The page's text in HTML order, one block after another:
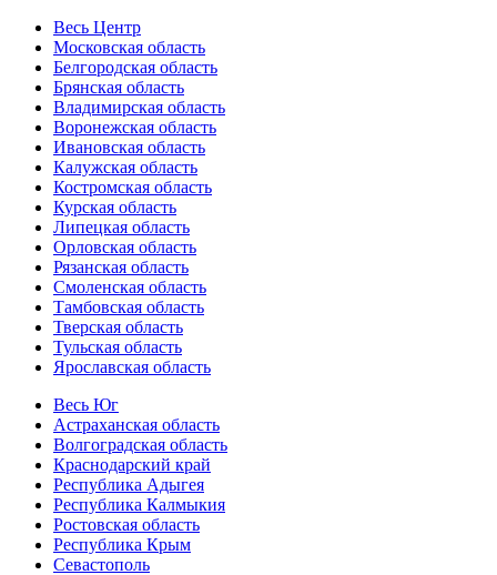
Весь Центр
Московская область
Белгородская область
Брянская область
Владимирская область
Воронежская область
Ивановская область
Калужская область
Костромская область
Курская область
Липецкая область
Орловская область
Рязанская область
Смоленская область
Тамбовская область
Тверская область
Тульская область
Ярославская область
Весь Юг
Астраханская область
Волгоградская область
Краснодарский край
Республика Адыгея
Республика Калмыкия
Ростовская область
Республика Крым
Севастополь